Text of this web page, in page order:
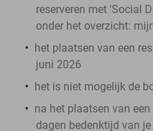
reserveren met 'Social
onder het overzicht:
het plaatsen van een
juni 2026
het is niet mogelijk de
na het plaatsen van
dagen bedenktijd van